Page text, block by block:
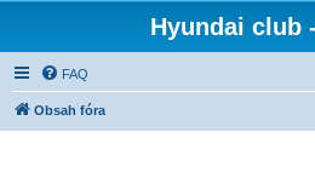
Hyundai club
FAQ
Obsah fóra